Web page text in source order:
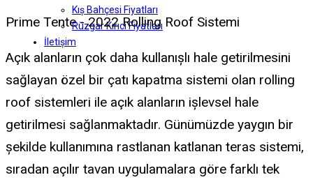
Kış Bahçesi Fiyatları
Rüzgar Kırıcı Fiyatları
İletişim
Prime Tente - 2022 Rolling Roof Sistemi
Açık alanların çok daha kullanışlı hale getirilmesini
sağlayan özel bir çatı kapatma sistemi olan rolling
roof sistemleri ile açık alanların işlevsel hale
getirilmesi sağlanmaktadır. Günümüzde yaygın bir
şekilde kullanımına rastlanan katlanan teras sistemi,
sıradan açılır tavan uygulamalara göre farklı tek